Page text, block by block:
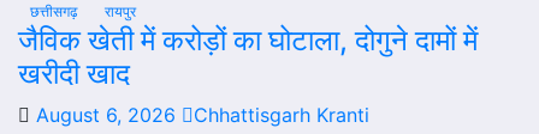
छत्तीसगढ़ रायपुर
जैविक खेती में करोड़ों का घोटाला, दोगुने दामों में
खरीदी खाद
August 6, 2026 Chhattisgarh Kranti